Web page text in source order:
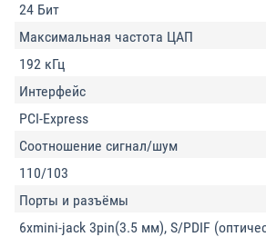
24 Бит
Максимальная частота ЦАП
192 кГц
Интерфейс
PCI-Express
Соотношение сигнал/шум
110/103
Порты и разъёмы
6xmini-jack 3pin(3.5 мм), S/PDIF